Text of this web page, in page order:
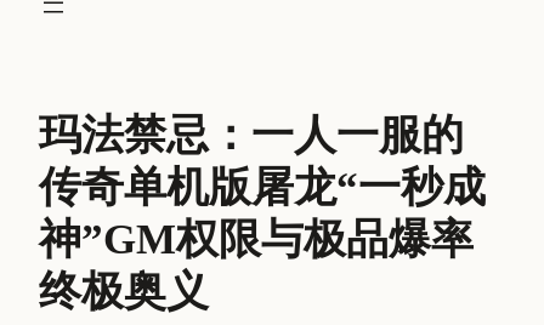
玛法禁忌：一人一服的
传奇单机版屠龙“一秒成
神”GM权限与极品爆率
终极奥义